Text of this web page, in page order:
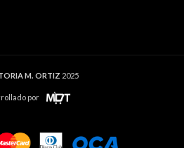
M. ORTIZ 2025
por